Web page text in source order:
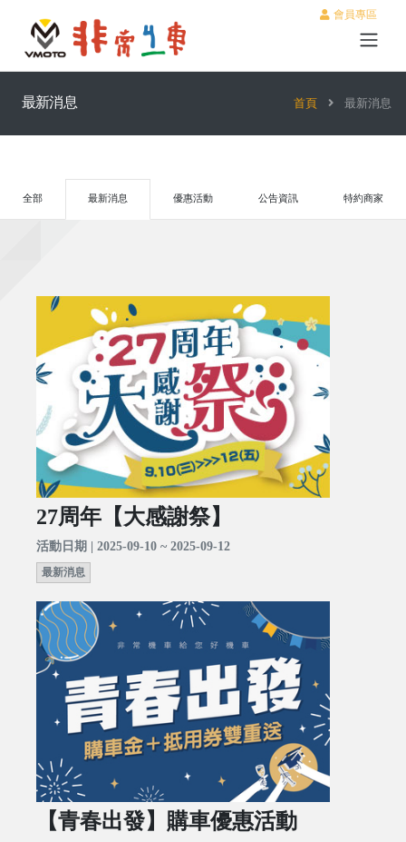
會員專區
最新消息 首頁 最新消息
全部 最新消息 優惠活動 公告資訊 特約商家
27周年【大感謝祭】
活動日期 | 2025-09-10 ~ 2025-09-12
最新消息
【青春出發】購車優惠活動